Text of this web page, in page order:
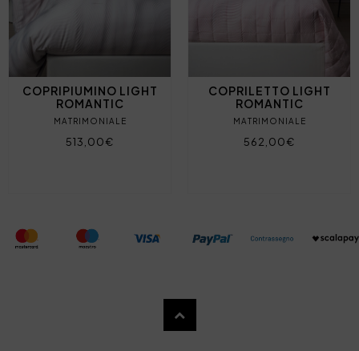
COPRIPIUMINO LIGHT
ROMANTIC
MATRIMONIALE
513,00€
COPRILETTO LIGHT
ROMANTIC
MATRIMONIALE
562,00€